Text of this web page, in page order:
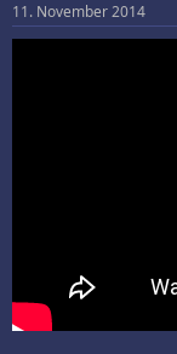
11. November 2014